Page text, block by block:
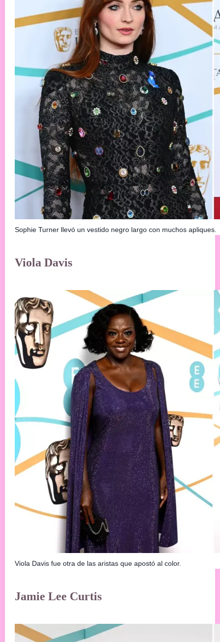
Sophie Turner llevó un vestido negro largo con muchos apliques.
Viola Davis
Viola Davis fue otra de las aristas que apostó al color.
Jamie Lee Curtis